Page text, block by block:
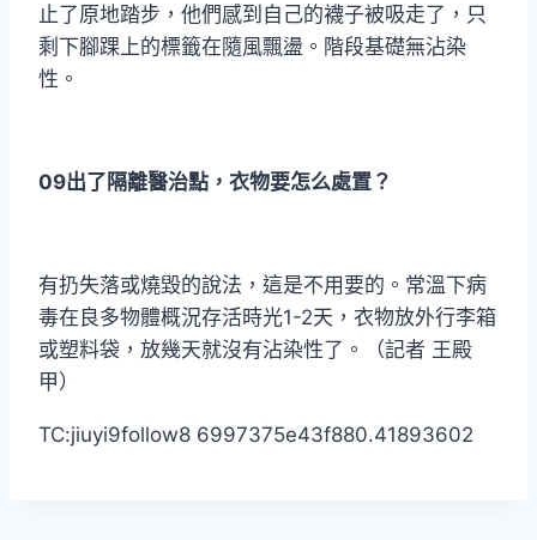
止了原地踏步，他們感到自己的襪子被吸走了，只
剩下腳踝上的標籤在隨風飄盪。階段基礎無沾染
性。
09出了隔離醫治點，衣物要怎么處置？
有扔失落或燒毀的說法，這是不用要的。常溫下病
毒在良多物體概況存活時光1-2天，衣物放外行李箱
或塑料袋，放幾天就沒有沾染性了。（記者 王殿
甲）
TC:jiuyi9follow8 6997375e43f880.41893602